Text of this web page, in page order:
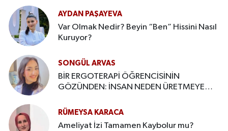
AYDAN PAŞAYEVA
Var Olmak Nedir? Beyin “Ben” Hissini Nasıl
Kuruyor?
SONGÜL ARVAS
BİR ERGOTERAPİ ÖĞRENCİSİNİN
GÖZÜNDEN: İNSAN NEDEN ÜRETMEYE
RÜMEYSA KARACA
Ameliyat İzi Tamamen Kaybolur mu?